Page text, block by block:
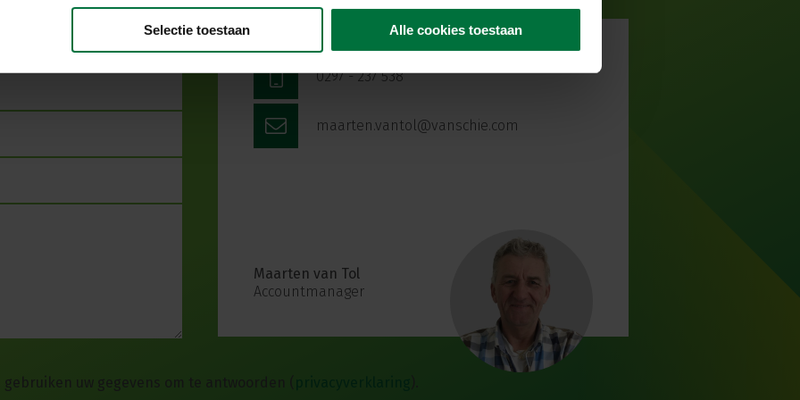
Selectie toestaan Alle cookies toestaan
gebruiken uw gegevens om te antwoorden
0297 - 237 538
maarten.vantol@vanschie.com
Maarten van Tol
Accountmanager